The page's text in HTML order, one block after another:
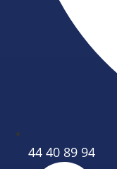
44 40 89 94